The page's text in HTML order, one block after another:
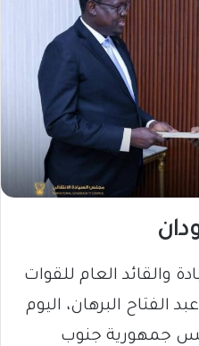
العام للقوات
الفتاح البرهان، اليوم
جمهورية جنوب